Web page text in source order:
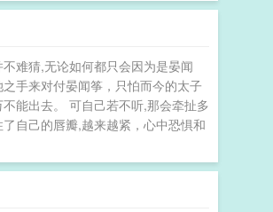
记往日的肆意作践，瘫软在
可惜，晚了。”高亮：1v1双c
常人思路没有心。后期离开女
。———————————推推预收
往北燕和亲，刚出了城关，却逢
口。硝烟烈火，尸横血海，她
心勃勃，自立为王，更杀人如
画像，顿时哭得梨花带雨，泣
一指。*一月后，完颜苍领军踏
难猜,无论如何都只会因为是晏闻
手来对付晏闻筝，只怕而今的太子
能出去。 可自己若不听,那会牵扯多
自己的唇瓣,越来越紧，心中恐惧和